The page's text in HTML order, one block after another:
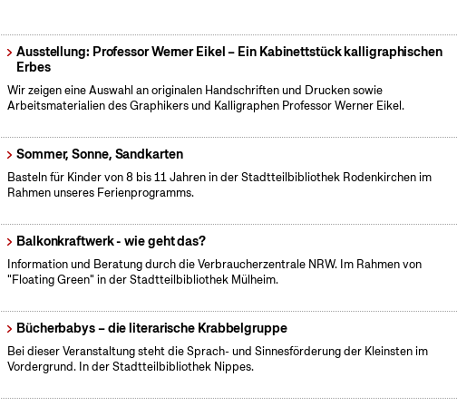
Ausstellung: Professor Werner Eikel – Ein Kabinettstück kalligraphischen
Erbes
Wir zeigen eine Auswahl an originalen Handschriften und Drucken sowie
Arbeitsmaterialien des Graphikers und Kalligraphen Professor Werner Eikel.
Sommer, Sonne, Sandkarten
Basteln für Kinder von 8 bis 11 Jahren in der Stadtteilbibliothek Rodenkirchen im
Rahmen unseres Ferienprogramms.
Balkonkraftwerk - wie geht das?
Information und Beratung durch die Verbraucherzentrale NRW. Im Rahmen von
"Floating Green" in der Stadtteilbibliothek Mülheim.
Bücherbabys – die literarische Krabbelgruppe
Bei dieser Veranstaltung steht die Sprach- und Sinnesförderung der Kleinsten im
Vordergrund. In der Stadtteilbibliothek Nippes.